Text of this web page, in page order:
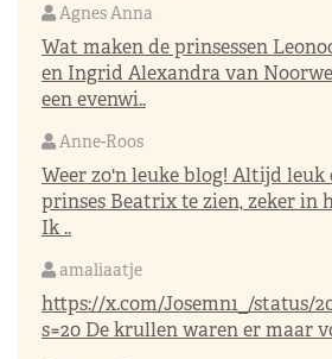
Agnes Anna
Wat maken de prinsessen
en Ingrid Alexandra van
een evenwi..
Anne-Roos
Weer zo'n leuke blog! Altijd leuk
prinses Beatrix te zien, zeker in
Ik ..
amaliaatje
https://x.com/Josemn1_/status/
s=20 De krullen waren er maar